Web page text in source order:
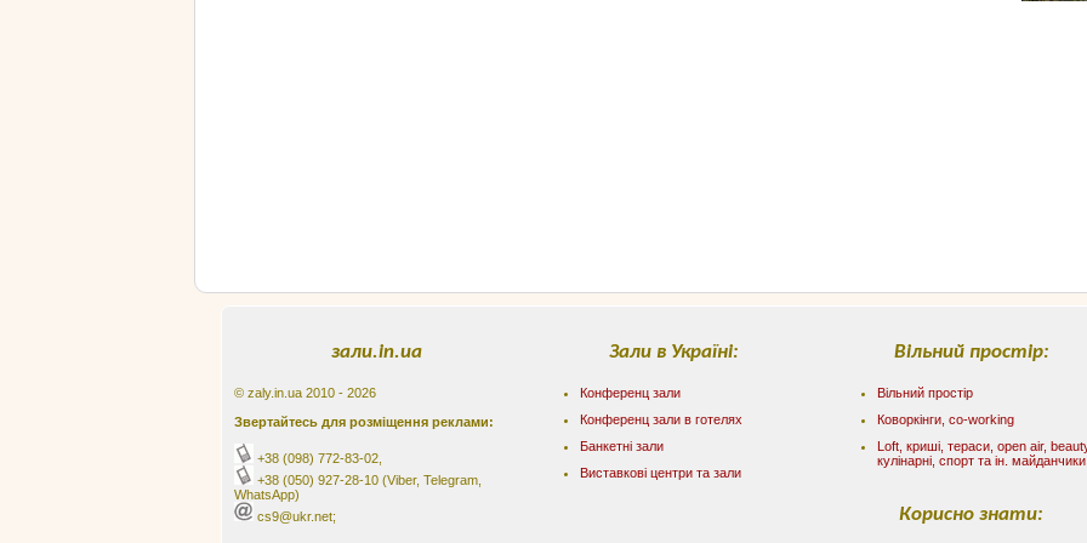
зали.in.ua
© zaly.in.ua 2010 - 2026
Звертайтесь для розміщення реклами:
+38 (098) 772-83-02
+38 (050) 927-28-10 (Viber, Telegram,
WhatsApp)
cs9@ukr.net;
Зали в Україні:
Конференц зали
Конференц зали в готелях
Банкетні зали
Виставкові центри та зали
Вільний простір:
Вільний простір
Коворкінги, co-working
Loft, криші, тераси, оpen air,
кулінарні, спорт та ін. майданчики
Корисно знати: